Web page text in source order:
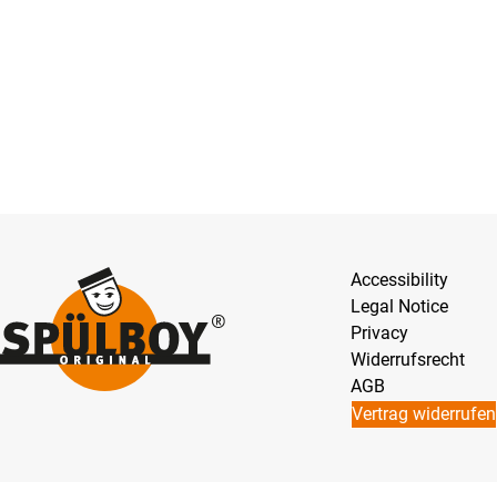
Accessibility
Legal Notice
Privacy
Widerrufsrecht
AGB
Vertrag widerrufen